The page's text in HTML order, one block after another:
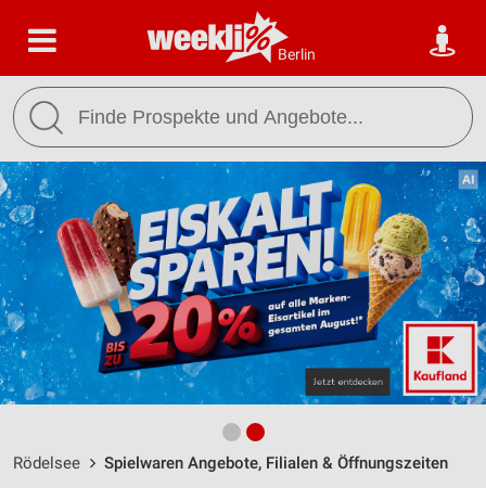
Berlin
Rödelsee Spielwaren Angebote, Filialen & Öffnungszeiten